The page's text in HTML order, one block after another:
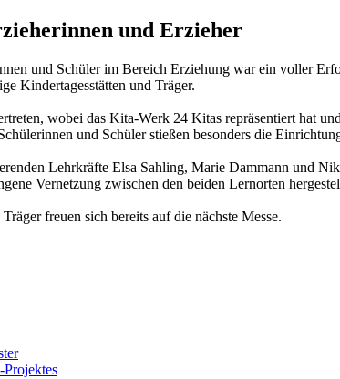
und Erzieher
und Schüler im Bereich Erziehung war ein voller
Kindertagesstätten und Träger.
wobei das Kita-Werk 24 Kitas repräsentiert hat
und Schüler stießen besonders die
Lehrkräfte Elsa Sahling, Marie Dammann und
Vernetzung zwischen den beiden Lernorten
freuen sich bereits auf die nächste Messe.
Projektes